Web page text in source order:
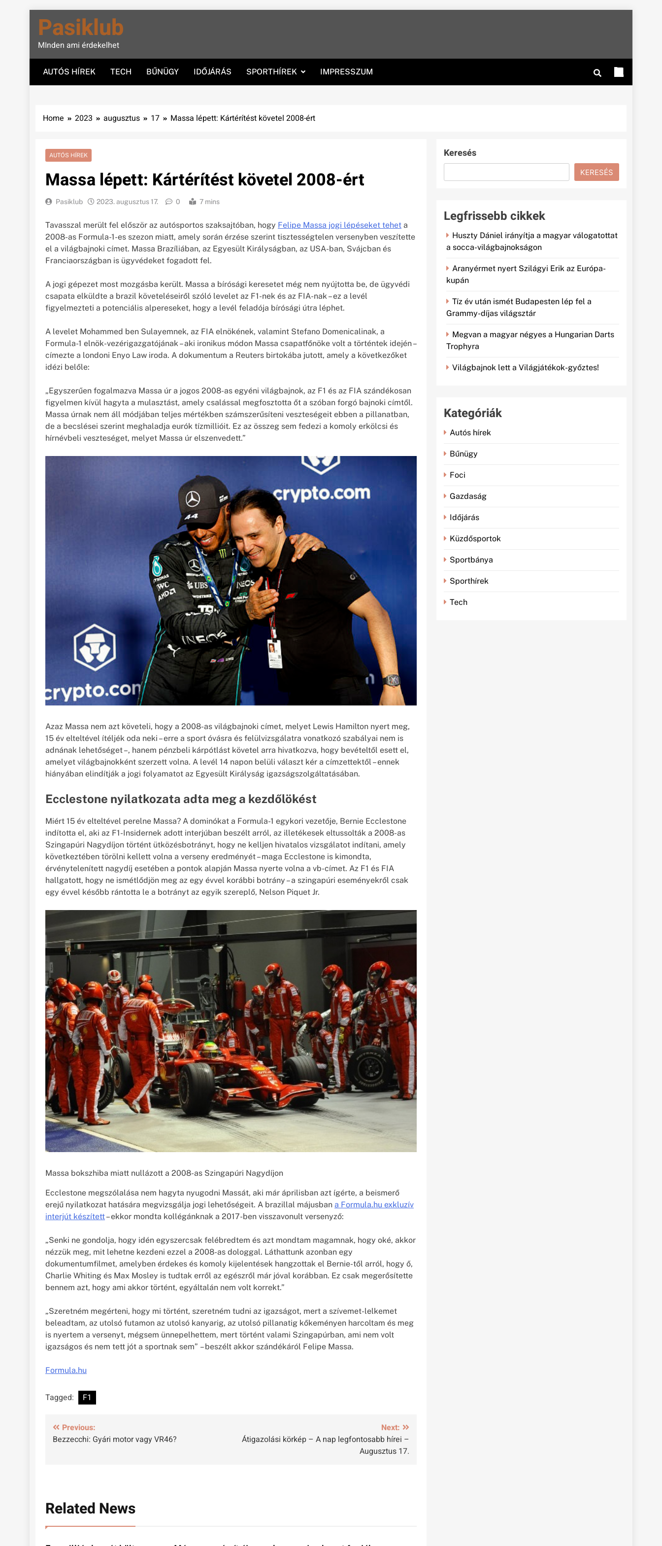
content
Pasiklub
MInden ami érdekelhet
AUTÓS HÍREK TECH BŰNÜGY IDŐJÁRÁS SPORTHÍREK IMPRESSZUM
Home 2023 augusztus 17 Massa lépett: Kártérítést követel 2008-ért
AUTÓS HÍREK
Massa lépett: Kártérítést követel 2008-ért
Pasiklub 2023. augusztus 17. 0 7 mins
Tavasszal merült fel először az autósportos szaksajtóban, hogy Felipe Massa jogi lépéseket tehet a
2008-as Formula-1-es szezon miatt, amely során érzése szerint tisztességtelen versenyben veszítette
el a világbajnoki címet. Massa Brazíliában, az Egyesült Királyságban, az USA-ban, Svájcban és
Franciaországban is ügyvédeket fogadott fel.
A jogi gépezet most mozgásba került. Massa a bírósági keresetet még nem nyújtotta be, de ügyvédi
csapata elküldte a brazil követeléseiről szóló levelet az F1-nek és az FIA-nak – ez a levél
figyelmezteti a potenciális alpereseket, hogy a levél feladója bírósági útra léphet.
A levelet Mohammed ben Sulayemnek, az FIA elnökének, valamint Stefano Domenicalinak, a
Formula-1 elnök-vezérigazgatójának – aki ironikus módon Massa csapatfőnöke volt a történtek idején –
címezte a londoni Enyo Law iroda. A dokumentum a Reuters birtokába jutott, amely a következőket
idézi belőle:
„Egyszerűen fogalmazva Massa úr a jogos 2008-as egyéni világbajnok, az F1 és az FIA szándékosan
figyelmen kívül hagyta a mulasztást, amely csalással megfosztotta őt a szóban forgó bajnoki címtől.
Massa úrnak nem áll módjában teljes mértékben számszerűsíteni veszteségeit ebben a pillanatban,
de a becslései szerint meghaladja eurók tízmillióit. Ez az összeg sem fedezi a komoly erkölcsi és
hírnévbeli veszteséget, melyet Massa úr elszenvedett.”
Azaz Massa nem azt követeli, hogy a 2008-as világbajnoki címet, melyet Lewis Hamilton nyert meg,
15 év elteltével ítéljék oda neki – erre a sport óvásra és felülvizsgálatra vonatkozó szabályai nem is
adnának lehetőséget –, hanem pénzbeli kárpótlást követel arra hivatkozva, hogy bevételtől esett el,
amelyet világbajnokként szerzett volna. A levél 14 napon belüli választ kér a címzettektől – ennek
hiányában elindítják a jogi folyamatot az Egyesült Királyság igazságszolgáltatásában.
Ecclestone nyilatkozata adta meg a kezdőlökést
Miért 15 év elteltével perelne Massa? A dominókat a Formula-1 egykori vezetője, Bernie Ecclestone
indította el, aki az F1-Insidernek adott interjúban beszélt arról, az illetékesek eltussolták a 2008-as
Szingapúri Nagydíjon történt ütközésbotrányt, hogy ne kelljen hivatalos vizsgálatot indítani, amely
következtében törölni kellett volna a verseny eredményét – maga Ecclestone is kimondta,
érvénytelenített nagydíj esetében a pontok alapján Massa nyerte volna a vb-címet. Az F1 és FIA
hallgatott, hogy ne ismétlődjön meg az egy évvel korábbi botrány – a szingapúri eseményekről csak
egy évvel később rántotta le a botrányt az egyik szereplő, Nelson Piquet Jr.
Massa bokszhiba miatt nullázott a 2008-as Szingapúri Nagydíjon
Ecclestone megszólalása nem hagyta nyugodni Massát, aki már áprilisban azt ígérte, a beismerő
erejű nyilatkozat hatására megvizsgálja jogi lehetőségeit. A brazillal májusban a Formula.hu exkluzív
interjút készített– ekkor mondta kollégánknak a 2017-ben visszavonult versenyző:
„Senki ne gondolja, hogy idén egyszercsak felébredtem és azt mondtam magamnak, hogy oké, akkor
nézzük meg, mit lehetne kezdeni ezzel a 2008-as dologgal. Láthattunk azonban egy
dokumentumfilmet, amelyben érdekes és komoly kijelentések hangzottak el Bernie-től arról, hogy ő,
Charlie Whiting és Max Mosley is tudtak erről az egészről már jóval korábban. Ez csak megerősítette
bennem azt, hogy ami akkor történt, egyáltalán nem volt korrekt.”
„Szeretném megérteni, hogy mi történt, szeretném tudni az igazságot, mert a szívemet-lelkemet
beleadtam, az utolsó futamon az utolsó kanyarig, az utolsó pillanatig kőkeményen harcoltam és meg
is nyertem a versenyt, mégsem ünnepelhettem, mert történt valami Szingapúrban, ami nem volt
igazságos és nem tett jót a sportnak sem” – beszélt akkor szándékáról Felipe Massa.
Formula.hu
Tagged: F1
Bejegyzés
navigáció
Previous:
Bezzecchi: Gyári motor vagy VR46?
Next:
Átigazolási körkép – A nap legfontosabb hírei –
Augusztus 17.
Related News
Keresés
KERESÉS
Legfrissebb cikkek
Huszty Dániel irányítja a magyar válogatottat
a socca-világbajnokságon
Aranyérmet nyert Szilágyi Erik az Európa-
kupán
Tíz év után ismét Budapesten lép fel a
Grammy-díjas világsztár
Megvan a magyar négyes a Hungarian Darts
Trophyra
Világbajnok lett a Világjátékok-győztes!
Kategóriák
Autós hírek
Bűnügy
Foci
Gazdaság
Időjárás
Küzdősportok
Sportbánya
Sporthírek
Tech